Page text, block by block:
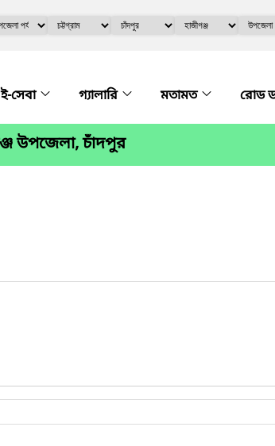
ই-সেবা গ্যালারি মতামত রোড
উপজেলা, চাঁদপুর